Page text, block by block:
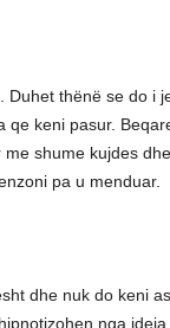
Duhet thënë se do i
qe keni pasur.
shume kujdes
pa u menduar.
dhe nuk do keni
nga